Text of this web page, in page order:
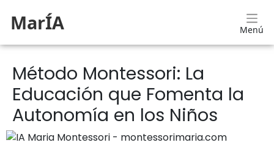
MarÍA Menú
Método Montessori: La
Educación que Fomenta la
Autonomía en los Niños